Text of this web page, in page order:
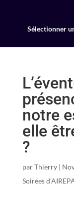
Sélectionner
notre
elle
?
parThierry|
Soirées